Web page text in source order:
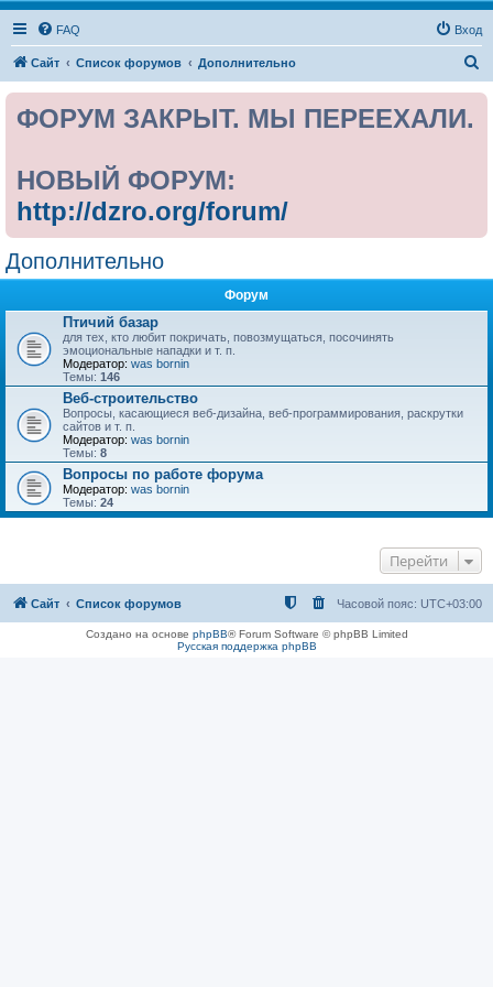
FAQ Вход
Сайт Список форумов Дополнительно
ФОРУМ ЗАКРЫТ. МЫ ПЕРЕЕХАЛИ.
НОВЫЙ ФОРУМ:
http://dzro.org/forum/
Дополнительно
Форум
Птичий базар
для тех, кто любит покричать, повозмущаться, посочинять
эмоциональные нападки и т. п.
Модератор: was bornin
Темы: 146
Веб-строительство
Вопросы, касающиеся веб-дизайна, веб-программирования, раскрутки
сайтов и т. п.
Модератор: was bornin
Темы: 8
Вопросы по работе форума
Модератор: was bornin
Темы: 24
Перейти
Сайт Список форумов Часовой пояс: UTC+03:00
Создано на основе phpBB® Forum Software © phpBB Limited
Русская поддержка phpBB